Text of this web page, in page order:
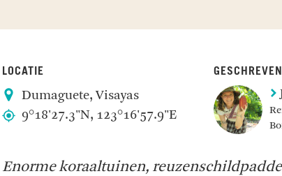
LOCATIE
Dumaguete, Visayas
9°18'27.3"N, 123°16'57.9"E
Enorme koraaltuinen,